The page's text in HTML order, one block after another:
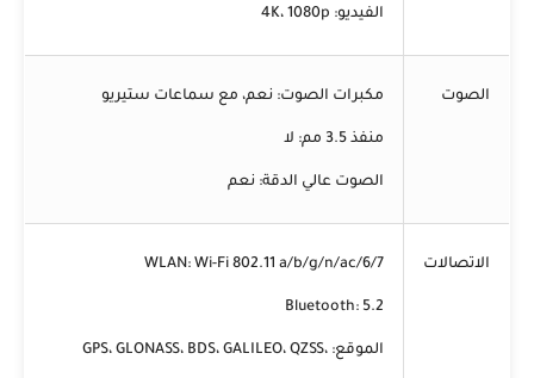
الفيديو:
الصوت مكبرات الصوت: نعم، مع سماعات ستيريو
منفذ 3.5 مم: لا
الصوت عالي الدقة: نعم
الاتصالات WLAN: Wi-Fi 802.11 a/b/g/n/ac/6/7
Bluetooth: 5.2
الموقع: GPS، GLONASS، BDS، GALILEO، QZSS،